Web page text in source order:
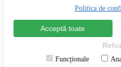
Oase & mușchi
Organism solicitat
Politica de
Acceptă toate
Funcționale